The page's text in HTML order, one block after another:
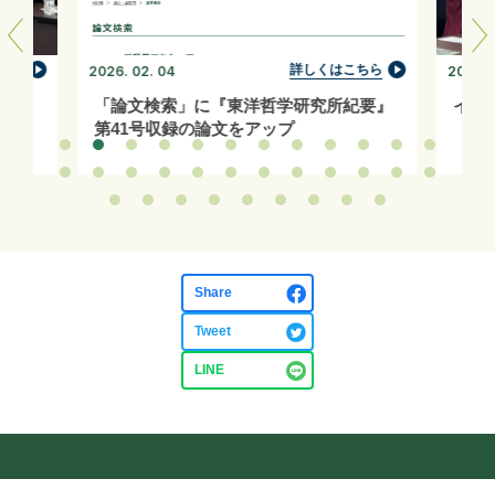
2026. 02. 04 詳しくはこちら
「論文検索」に『東洋哲学研究所紀要』
第41号収録の論文をアップ
2026.
イン
Share
Tweet
LINE